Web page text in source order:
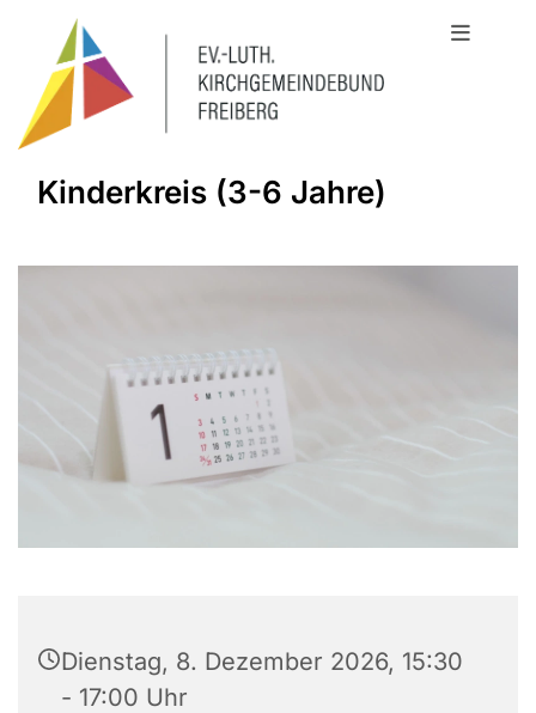
Kinderkreis (3-6 Jahre)
Dienstag, 8. Dezember 2026, 15:30
- 17:00 Uhr